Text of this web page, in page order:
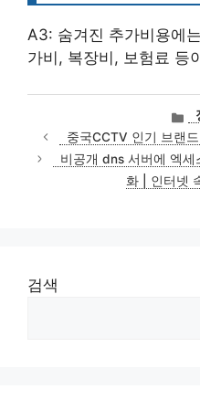
A3: 숨겨진 추가비용에
가비, 복장비, 보험료 등
카
테
고
리
중국CCTV 인기 브랜
비공개 dns 서버에 엑
화 | 인터넷
검색